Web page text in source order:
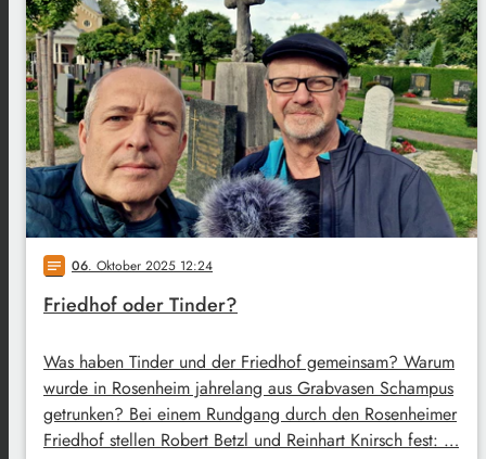
notes 06. Oktober 2025 12:24
Friedhof oder Tinder?
Was haben Tinder und der Friedhof gemeinsam? Warum
wurde in Rosenheim jahrelang aus Grabvasen Schampus
getrunken? Bei einem Rundgang durch den Rosenheimer
Friedhof stellen Robert Betzl und Reinhart Knirsch fest: …